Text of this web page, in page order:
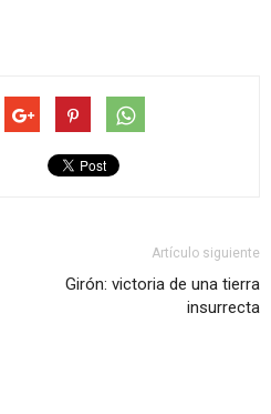
Artículo siguiente
Girón: victoria de una tierra
insurrecta